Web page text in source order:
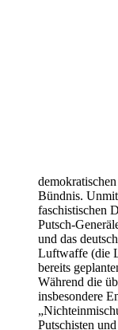
Bündnis.
faschistischen
Putsch-
und das
Luftwaffe (die
bereits
Während die
insbesondere
Putschisten